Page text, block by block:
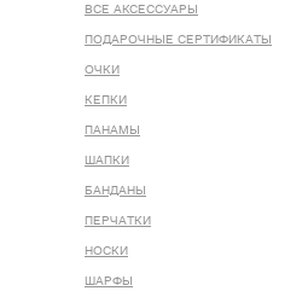
ВСЕ AКСЕССУАРЫ
ПОДАРОЧНЫЕ СЕРТИФИКАТЫ
ОЧКИ
КЕПКИ
ПАНАМЫ
ШАПКИ
БАНДАНЫ
ПЕРЧАТКИ
НОСКИ
ШАРФЫ